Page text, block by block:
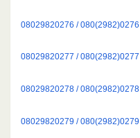
08029820276 /
08029820277 /
08029820278 /
08029820279 /